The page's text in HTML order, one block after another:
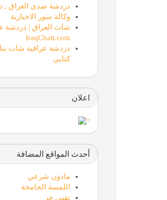
دردشة صدى العراق ,
وكالة سور الاخبارية
شات العراق | دردشة
IraqChatt.com
دردشة عراقية شات
كتابي
اعلان
<
أحدث المواقع المضافة
ماذون شرعي
اللمسة الجامحة
تقني حر